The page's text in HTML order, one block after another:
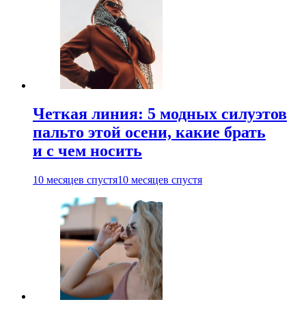
Четкая линия: 5 модных силуэтов
пальто этой осени, какие брать
и с чем носить
10 месяцев спустя10 месяцев спустя